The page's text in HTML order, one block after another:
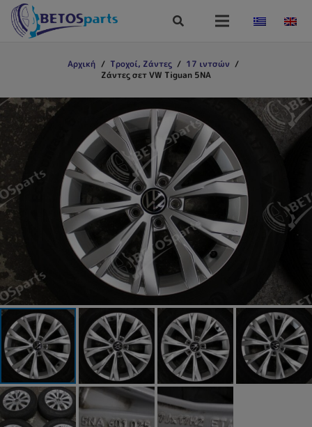
Αρχική / Τροχοί, Ζάντες / 17 ιντσών /
Ζάντες σετ VW Tiguan 5NA